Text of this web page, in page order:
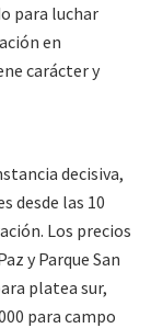
para luchar
en
carácter y
decisiva,
desde las 10
Los precios
y Parque San
platea sur,
para campo